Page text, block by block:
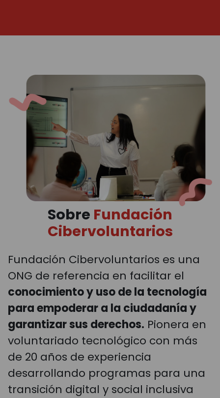
Sobre Fundación
Cibervoluntarios
Fundación Cibervoluntarios es una
ONG de referencia en facilitar el
conocimiento y uso de la tecnología
para empoderar a la ciudadanía y
garantizar sus derechos. Pionera en
voluntariado tecnológico con más
de 20 años de experiencia
desarrollando programas para una
transición digital y social inclusiva